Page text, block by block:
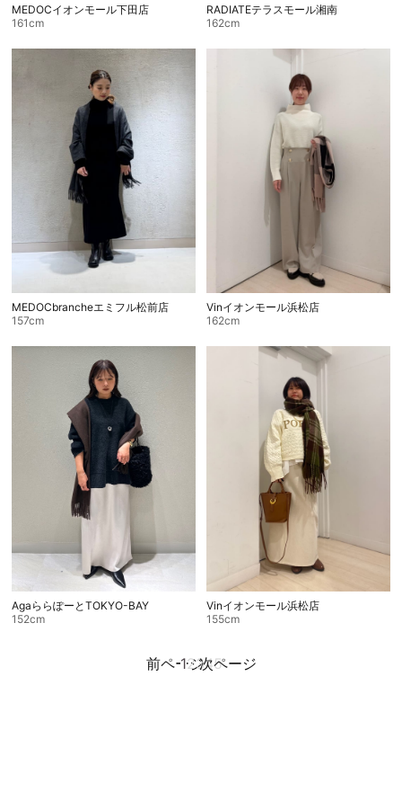
MEDOCイオンモール下田店
161cm
RADIATEテラスモール湘南
162cm
MEDOCbrancheエミフル松前店
157cm
Vinイオンモール浜松店
162cm
AgaららぽーとTOKYO-BAY
152cm
Vinイオンモール浜松店
155cm
前ページ
12345
次ページ